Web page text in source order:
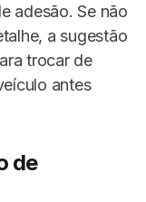
adesão. Se não
a sugestão
trocar de
antes
de